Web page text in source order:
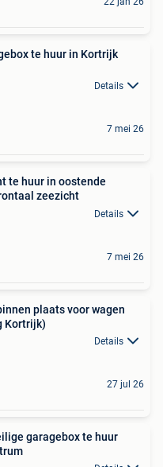
te huur in Kortrijk
Details
7 mei 26
te huur in oostende
zeezicht
Details
7 mei 26
plaats voor wagen
Kortrijk)
Details
27 jul 26
garagebox te huur